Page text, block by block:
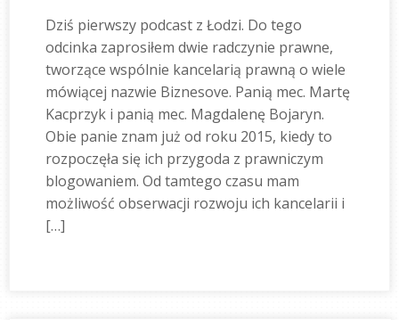
Dziś pierwszy podcast z Łodzi. Do tego
odcinka zaprosiłem dwie radczynie prawne,
tworzące wspólnie kancelarią prawną o wiele
mówiącej nazwie Biznesove. Panią mec. Martę
Kacprzyk i panią mec. Magdalenę Bojaryn.
Obie panie znam już od roku 2015, kiedy to
rozpoczęła się ich przygoda z prawniczym
blogowaniem. Od tamtego czasu mam
możliwość obserwacji rozwoju ich kancelarii i
[…]